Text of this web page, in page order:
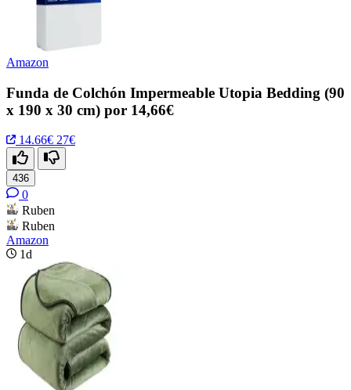
Amazon
Funda de Colchón Impermeable Utopia Bedding (90
x 190 x 30 cm) por 14,66€
14.66€ 27€
436
0
Ruben
Ruben
Amazon
1d